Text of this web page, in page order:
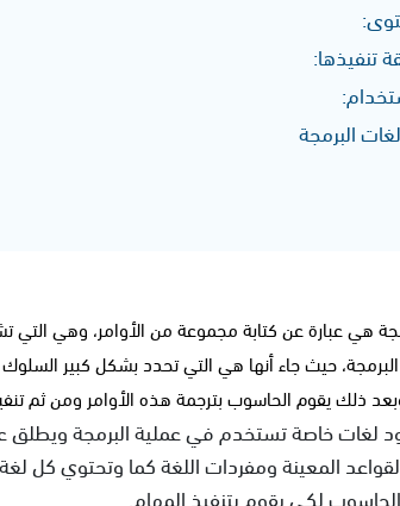
تنفيذها:
البرمجة
هي عبارة عن كتابة مجموعة من الأوامر، وهي
حيث جاء أنها هي التي تحدد بشكل كبير
ذلك يقوم الحاسوب بترجمة هذه الأوامر ومن ثم
لغات خاصة تستخدم في عملية البرمجة ويطلق
المعينة ومفردات اللغة كما وتحتوي كل
لكي يقوم بتنفيذ المهام.